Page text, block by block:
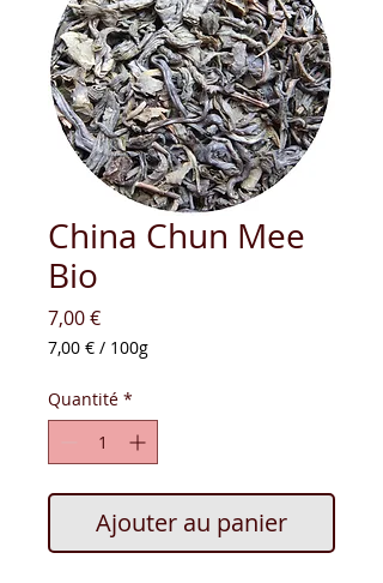
China Chun Mee
Bio
7,00 €Prix
7,00 € / 100g
pour
100
Grammes
Quantité *
Ajouter au panier